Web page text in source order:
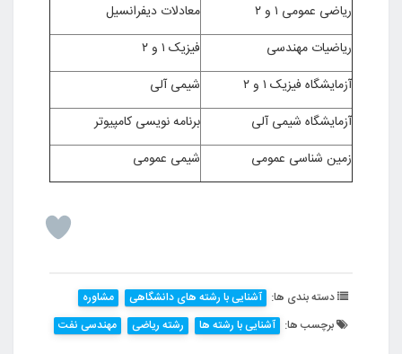
ریاضی عمومی ۱ و ۲
معادلات دیفرانسیل
ریاضیات مهندسی
فیزیک ۱ و ۲
آزمایشگاه فیزیک ۱ و ۲
شیمی آلی
آزمایشگاه شیمی آلی
برنامه نویسی کامپیوتر
زمین شناسی عمومی
شیمی عمومی
دسته بندی ها: آشنایی با رشته های دانشگاهی
مشاوره
برچسب ها: آشنایی با رشته ها رشته ریاضی مهندسی نفت